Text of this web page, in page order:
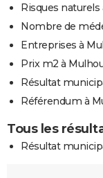
Risques naturels
Nombre de
Entreprises à
Prix m2 à
Résultat
Référendum à
Tous les
Résultat